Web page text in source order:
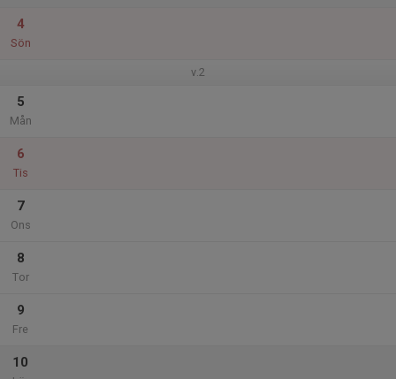
4
Sön
v.2
5
Mån
6
Tis
7
Ons
8
Tor
9
Fre
10